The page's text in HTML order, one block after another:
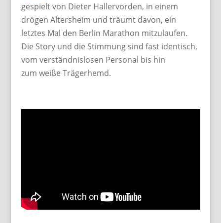
gespielt von Dieter Hallervorden, in einem
drögen Altersheim und träumt davon, ein
letztes Mal den Berlin Marathon mitzulaufen.
Die Story und die Stimmung sind fast identisch,
vom verständnislosen Personal bis hin
zum weiße Trägerhemd.